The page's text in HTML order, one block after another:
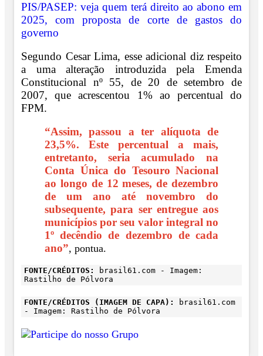
PIS/PASEP: veja quem terá direito ao abono em
2025, com proposta de corte de gastos do
governo
Segundo Cesar Lima, esse adicional diz respeito
a uma alteração introduzida pela Emenda
Constitucional nº 55, de 20 de setembro de
2007, que acrescentou 1% ao percentual do
FPM.
“Assim, passou a ter alíquota de
23,5%. Este percentual a mais,
entretanto, seria acumulado na
Conta Única do Tesouro Nacional
ao longo de 12 meses, de dezembro
de um ano até novembro do
subsequente, para ser entregue aos
municípios por seu valor integral no
1º decêndio de dezembro de cada
ano”, pontua.
FONTE/CRÉDITOS:
brasil61.com - Imagem:
Rastilho de Pólvora
FONTE/CRÉDITOS (IMAGEM DE CAPA):
brasil61.com
- Imagem: Rastilho de Pólvora